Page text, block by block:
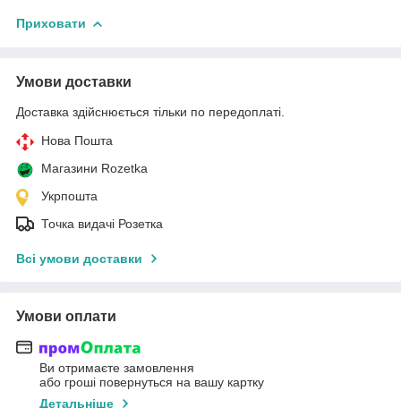
Приховати
Умови доставки
Доставка здійснюється тільки по передоплаті.
Нова Пошта
Магазини Rozetka
Укрпошта
Точка видачі Розетка
Всі умови доставки
Умови оплати
Ви отримаєте замовлення
або гроші повернуться на вашу картку
Детальніше